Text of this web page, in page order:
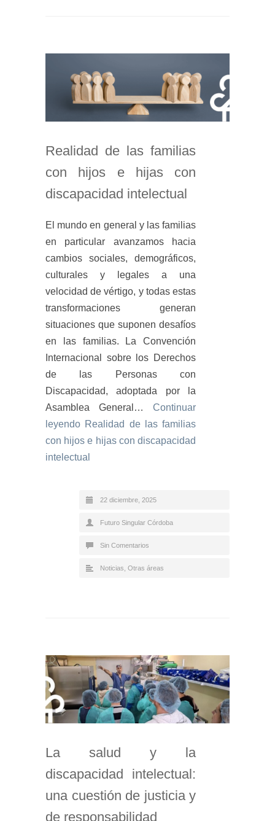
Realidad de las familias
con hijos e hijas con
discapacidad intelectual
El mundo en general y las familias
en particular avanzamos hacia
cambios sociales, demográficos,
culturales y legales a una
velocidad de vértigo, y todas estas
transformaciones generan
situaciones que suponen desafíos
en las familias. La Convención
Internacional sobre los Derechos
de las Personas con
Discapacidad, adoptada por la
Asamblea General… Continuar
leyendo Realidad de las familias
con hijos e hijas con discapacidad
intelectual
22 diciembre, 2025
Futuro Singular Córdoba
Sin Comentarios
Noticias Otras áreas
La salud y la
discapacidad intelectual:
una cuestión de justicia y
de responsabilidad